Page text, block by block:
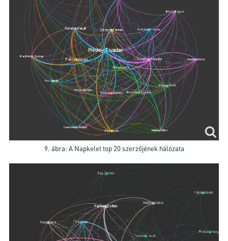
9. ábra: A Napkelet top 20 szerzőjének hálózata